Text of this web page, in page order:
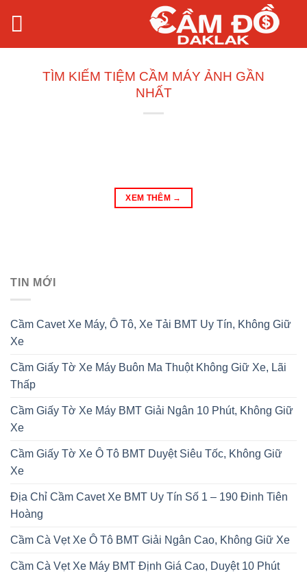
TÌM KIẾM TIỆM CẦM MÁY ẢNH GẦN
NHẤT
XEM THÊM →
TIN MỚI
Cầm Cavet Xe Máy, Ô Tô, Xe Tải BMT Uy Tín, Không Giữ
Xe
Cầm Giấy Tờ Xe Máy Buôn Ma Thuột Không Giữ Xe, Lãi
Thấp
Cầm Giấy Tờ Xe Máy BMT Giải Ngân 10 Phút, Không Giữ
Xe
Cầm Giấy Tờ Xe Ô Tô BMT Duyệt Siêu Tốc, Không Giữ
Xe
Địa Chỉ Cầm Cavet Xe BMT Uy Tín Số 1 – 190 Đinh Tiên
Hoàng
Cầm Cà Vẹt Xe Ô Tô BMT Giải Ngân Cao, Không Giữ Xe
Cầm Cà Vẹt Xe Máy BMT Định Giá Cao, Duyệt 10 Phút